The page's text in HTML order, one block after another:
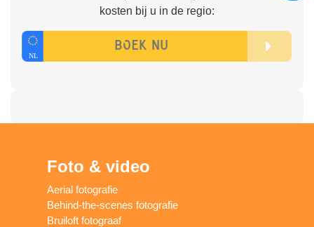
kosten bij u in de regio:
Foto & video
Aerial fotografie
Behind-the-scenes fotografie
Bruiloft fotograaf